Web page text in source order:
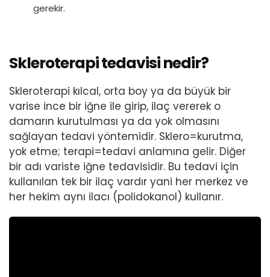
gerekir.
Skleroterapi tedavisi nedir?
Skleroterapi kılcal, orta boy ya da büyük bir
varise ince bir iğne ile girip, ilaç vererek o
damarın kurutulması ya da yok olmasını
sağlayan tedavi yöntemidir. Sklero=kurutma,
yok etme; terapi=tedavi anlamına gelir. Diğer
bir adı variste iğne tedavisidir. Bu tedavi için
kullanılan tek bir ilaç vardır yani her merkez ve
her hekim aynı ilacı (polidokanol) kullanır.